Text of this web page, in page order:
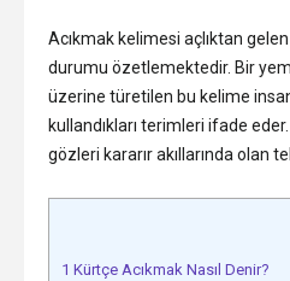
Acıkmak kelimesi açlıktan
durumu özetlemektedir. Bir
üzerine türetilen bu kelime
kullandıkları terimleri ifade
gözleri kararır akıllarında olan
1 Kürtçe Acıkmak Nasıl Denir?